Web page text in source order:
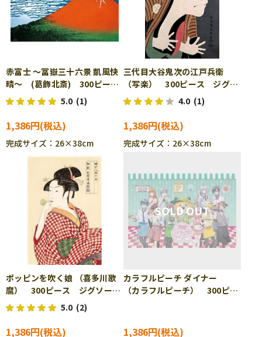
赤富士 ～冨嶽三十六景 凱風快
晴～ (葛飾北斎) 300ピー
ス ジグソーパズル BEV-
300-130 ［CP-TM］
5.0 (1)
1,386円
完成サイズ：26×38cm
三代目大谷鬼次の江戸兵衛
（写楽） 300ピース ジグソ
ーパズル BEV-300-131
4.0 (1)
1,386円
完成サイズ：26×38cm
ポッピンを吹く娘 （喜多川歌
麿） 300ピース ジグソーパ
ズル BEV-300-132
5.0 (2)
1,386円
カラフルピーチ ダイナー
（カラフルピーチ） 300ピー
1,386円